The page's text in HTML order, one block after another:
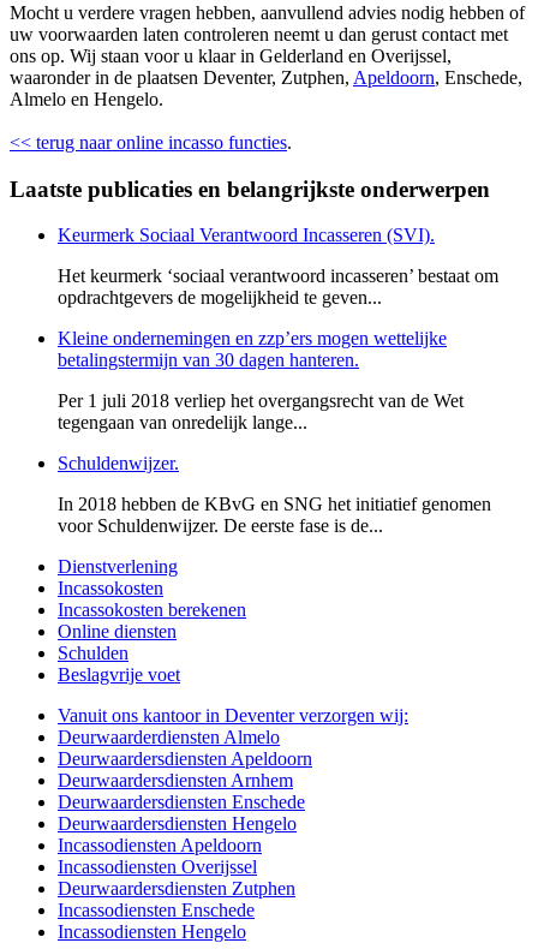
Mocht u verdere vragen hebben, aanvullend advies nodig hebben of
uw voorwaarden laten controleren neemt u dan gerust contact met
ons op. Wij staan voor u klaar in Gelderland en Overijssel,
waaronder in de plaatsen Deventer, Zutphen, Apeldoorn, Enschede,
Almelo en Hengelo.
<< terug naar online incasso functies.
Laatste publicaties en belangrijkste onderwerpen
Keurmerk Sociaal Verantwoord Incasseren (SVI).
Het keurmerk ‘sociaal verantwoord incasseren’ bestaat om
opdrachtgevers de mogelijkheid te geven...
Kleine ondernemingen en zzp’ers mogen wettelijke
betalingstermijn van 30 dagen hanteren.
Per 1 juli 2018 verliep het overgangsrecht van de Wet
tegengaan van onredelijk lange...
Schuldenwijzer.
In 2018 hebben de KBvG en SNG het initiatief genomen
voor Schuldenwijzer. De eerste fase is de...
Dienstverlening
Incassokosten
Incassokosten berekenen
Online diensten
Schulden
Beslagvrije voet
Vanuit ons kantoor in Deventer verzorgen wij:
Deurwaarderdiensten Almelo
Deurwaardersdiensten Apeldoorn
Deurwaardersdiensten Arnhem
Deurwaardersdiensten Enschede
Deurwaardersdiensten Hengelo
Incassodiensten Apeldoorn
Incassodiensten Overijssel
Deurwaardersdiensten Zutphen
Incassodiensten Enschede
Incassodiensten Hengelo